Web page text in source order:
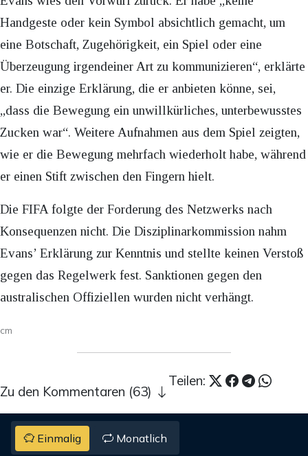
Handgeste oder kein Symbol absichtlich gemacht, um
eine Botschaft, Zugehörigkeit, ein Spiel oder eine
Überzeugung irgendeiner Art zu kommunizieren“, erklärte
er. Die einzige Erklärung, die er anbieten könne, sei,
„dass die Bewegung ein unwillkürliches, unterbewusstes
Zucken war“. Weitere Aufnahmen aus dem Spiel zeigten,
wie er die Bewegung mehrfach wiederholt habe, während
er einen Stift zwischen den Fingern hielt.
Die FIFA folgte der Forderung des Netzwerks nach
Konsequenzen nicht. Die Disziplinarkommission nahm
Evans’ Erklärung zur Kenntnis und stellte keinen Verstoß
gegen das Regelwerk fest. Sanktionen gegen den
australischen Offiziellen wurden nicht verhängt.
cm
Teilen:
Zu den Kommentaren (63)
Einmalig Monatlich